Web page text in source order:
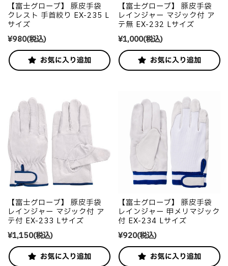
【富士グローブ】 豚皮手袋
クレスト 手首絞り EX-235 L
サイズ
¥980(税込)
【富士グローブ】 豚皮手袋
レインジャー マジック付 ア
テ無 EX-232 Lサイズ
¥1,000(税込)
【富士グローブ】 豚皮手袋
レインジャー マジック付 ア
テ付 EX-233 Lサイズ
¥1,150(税込)
【富士グローブ】 豚皮手袋
レインジャー 甲メリマジック
付 EX-234 Lサイズ
¥920(税込)